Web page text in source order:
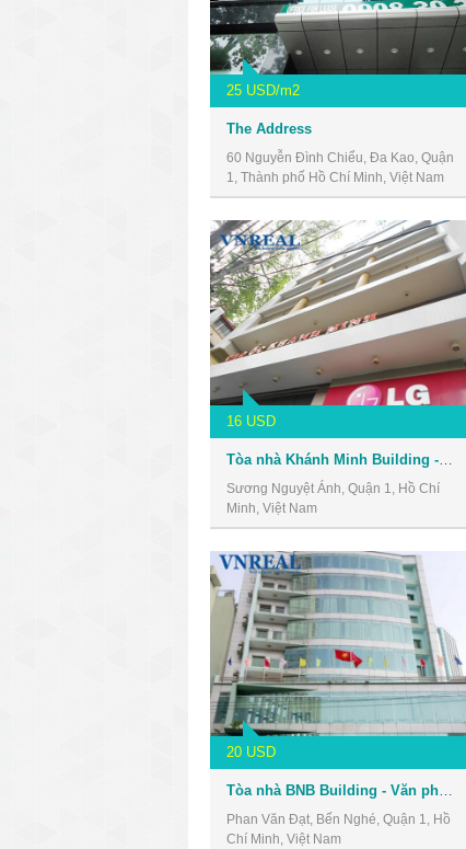
25 USD/m2
The Address
60 Nguyễn Đình Chiểu, Đa Kao, Quận
1, Thành phố Hồ Chí Minh, Việt Nam
16 USD
Sương Nguyệt Ánh, Quận 1, Hồ Chí
Minh, Việt Nam
20 USD
Phan Văn Đạt, Bến Nghé, Quận 1, Hồ
Chí Minh, Việt Nam